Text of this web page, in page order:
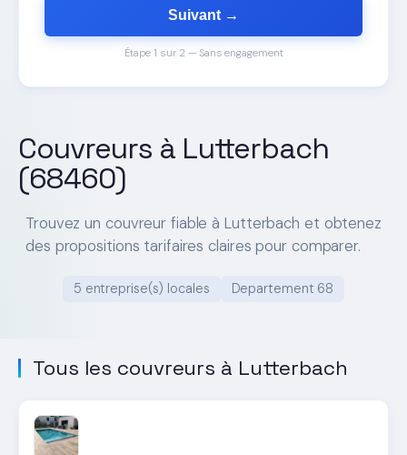
Couvreurs à Lutterbach
(68460)
Trouvez un couvreur fiable à Lutterbach et obtenez
des propositions tarifaires claires pour comparer.
5 entreprise(s) locales Departement 68
Suivant →
Étape 1 sur 2 — Sans engagement
Tous les couvreurs à Lutterbach